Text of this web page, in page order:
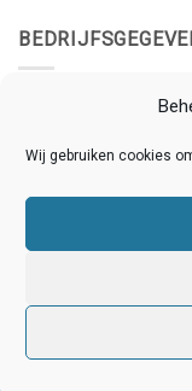
Wij gebruiken cookies
3531 CL, Utrecht
BTW:BTW_ID
Copyright 2026